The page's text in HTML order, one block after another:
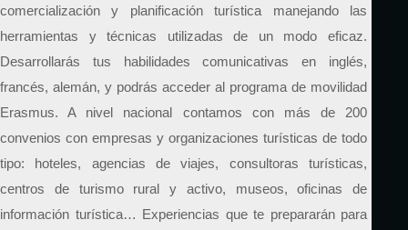
comercialización y planificación turística manejando las
herramientas y técnicas utilizadas de un modo eficaz.
Desarrollarás tus habilidades comunicativas en inglés,
francés, alemán, y podrás acceder al programa de movilidad
Erasmus. A nivel nacional contamos con más de 200
convenios con empresas y organizaciones turísticas de todo
tipo: hoteles, agencias de viajes, consultoras turísticas,
centros de turismo rural y activo, museos, oficinas de
información turística… Experiencias que te prepararán para